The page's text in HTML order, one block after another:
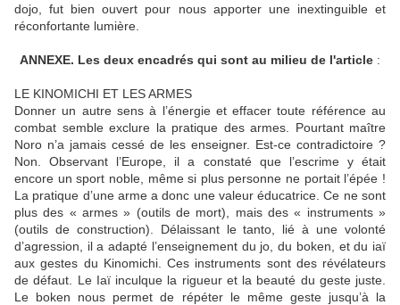
dojo, fut bien ouvert pour nous apporter une inextinguible et
réconfortante lumière.
ANNEXE. Les deux encadrés qui sont au milieu de l'article :
LE KINOMICHI ET LES ARMES
Donner un autre sens à l’énergie et effacer toute référence au
combat semble exclure la pratique des armes. Pourtant maître
Noro n’a jamais cessé de les enseigner. Est-ce contradictoire ?
Non. Observant l’Europe, il a constaté que l’escrime y était
encore un sport noble, même si plus personne ne portait l’épée !
La pratique d’une arme a donc une valeur éducatrice. Ce ne sont
plus des « armes » (outils de mort), mais des « instruments »
(outils de construction). Délaissant le tanto, lié à une volonté
d’agression, il a adapté l’enseignement du jo, du boken, et du iaï
aux gestes du Kinomichi. Ces instruments sont des révélateurs
de défaut. Le Iaï inculque la rigueur et la beauté du geste juste.
Le boken nous permet de répéter le même geste jusqu’à la